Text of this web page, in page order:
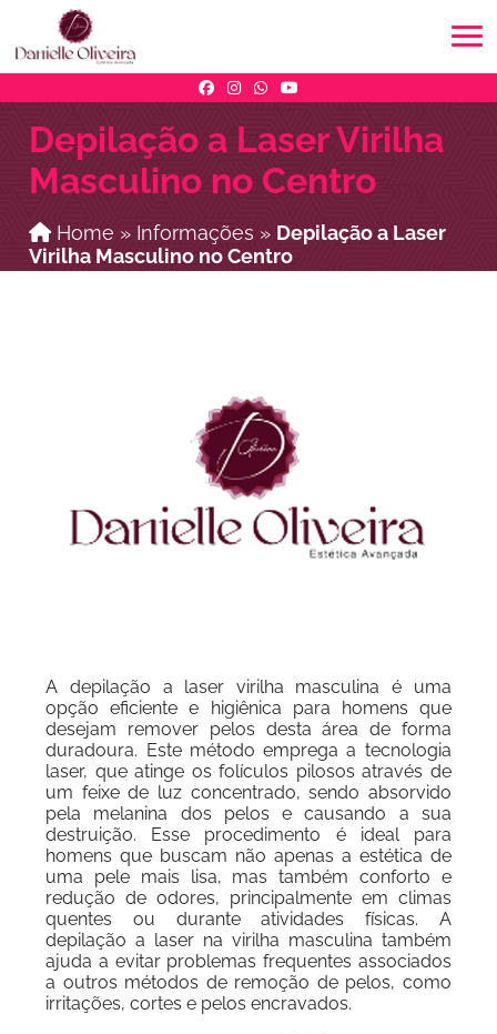
Depilação a Laser Virilha
Masculino no Centro
Home » Informações » Depilação a Laser
Virilha Masculino no Centro
A depilação a laser virilha masculina é uma
opção eficiente e higiênica para homens que
desejam remover pelos desta área de forma
duradoura. Este método emprega a tecnologia
laser, que atinge os folículos pilosos através de
um feixe de luz concentrado, sendo absorvido
pela melanina dos pelos e causando a sua
destruição. Esse procedimento é ideal para
homens que buscam não apenas a estética de
uma pele mais lisa, mas também conforto e
redução de odores, principalmente em climas
quentes ou durante atividades físicas. A
depilação a laser na virilha masculina também
ajuda a evitar problemas frequentes associados
a outros métodos de remoção de pelos, como
irritações, cortes e pelos encravados.